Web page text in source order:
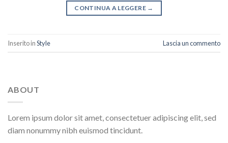
CONTINUA A LEGGERE →
Inserito inStyle Lascia un commento
ABOUT
Lorem ipsum dolor sit amet, consectetuer adipiscing elit, sed
diam nonummy nibh euismod tincidunt.